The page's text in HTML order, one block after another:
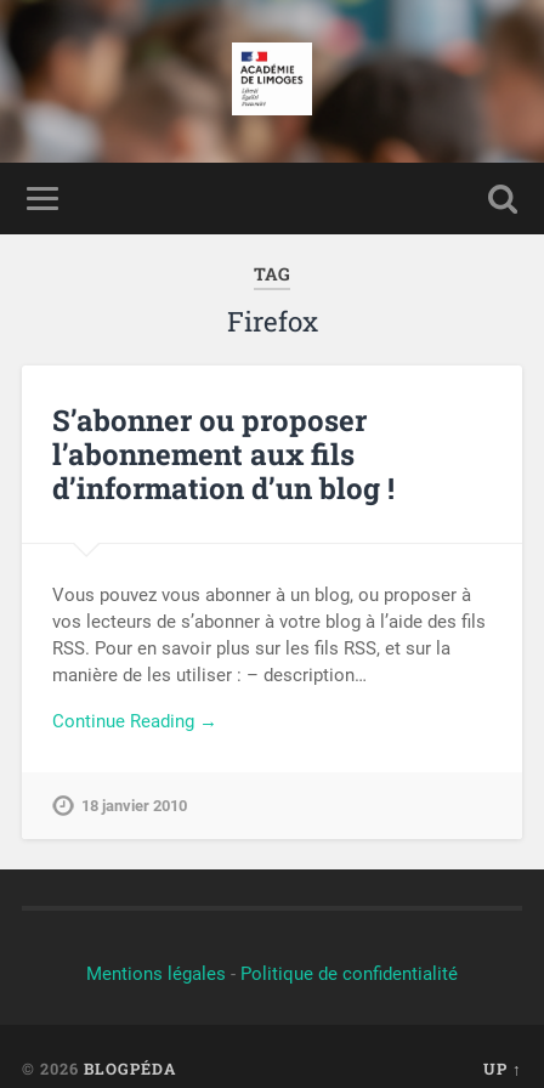
TAG
Firefox
S’abonner ou proposer
l’abonnement aux fils
d’information d’un blog !
Vous pouvez vous abonner à un blog, ou proposer à
vos lecteurs de s’abonner à votre blog à l’aide des fils
RSS. Pour en savoir plus sur les fils RSS, et sur la
manière de les utiliser : – description…
Continue Reading →
18 janvier 2010
Mentions légales - Politique de confidentialité
© 2026 BLOGPÉDA UP ↑